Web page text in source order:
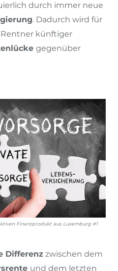
durch immer neue
. Dadurch wird für
künftiger
gegenüber
Finanzprodukt aus Luxemburg #1
Differenz zwischen dem
und dem letzten